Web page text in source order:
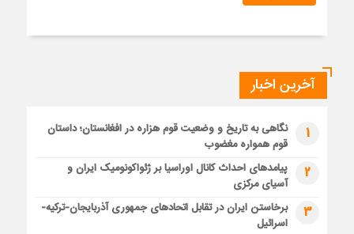
آخرین اخبار
1
نگاهی به تاریخ و وضعیت قوم هزاره در افغانستان؛ داستان
قوم همواره مغضوب
2
پیامدهای احداث کانال اوراسیا بر ژئواکونومیک ایران و
آسیای مرکزی
3
برخاستن ایران در تقابل اتحادهای جمهوری آذربایجان-ترکیه-
اسرائیل